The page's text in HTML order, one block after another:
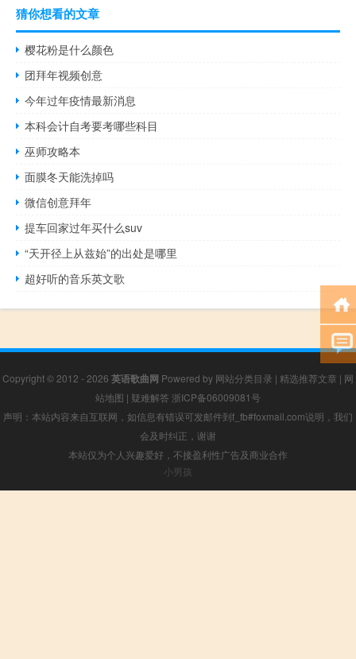
猜你想看的文章
樱花粉是什么颜色
团拜年视频创意
今年过年疫情最新消息
本科会计自考要考哪些科目
巫师攻略本
面膜冬天能洗掉吗
微信创意拜年
提车回家过年买什么suv
“天开径上从兹始”的出处是哪里
超好听的音乐英文歌
Copyright © 2012 - 2026 英语歌曲网 Powered by 网站分类目录 | 精选推荐文章 | 网
站地图 | 疑难解答 浙ICP备06009081号
声明：本站内容来自互联网，如信息有错误可发邮件到f_fb#foxmail.com说明，我们
会及时纠正，谢谢
本站仅为个人兴趣爱好，不接盈利性广告及商业合作
小男孩